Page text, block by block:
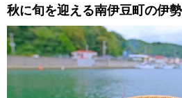
秋に旬を迎える南伊豆町の伊